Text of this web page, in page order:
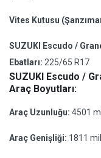
Vites Kutusu
SUZUKI Escudo /
Ebatları: 225/65 R17
SUZUKI Escudo /
Araç Boyutları:
Araç Uzunluğu: 4501
Araç Genişliği: 1811